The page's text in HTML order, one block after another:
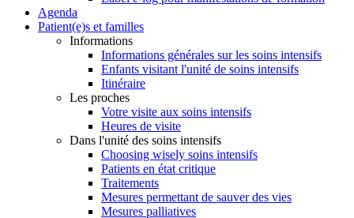
Agenda
Patient(e)s et familles
Informations
Informations générales sur les soins intensifs
Enfants visitant l'unité de soins intensifs
Itinéraire
Les proches
Votre visite aux soins intensifs
Heures de visite
Dans l'unité des soins intensifs
Choosing wisely soins intensifs
Patients en état critique
Traitements
Mesures permettant de sauver des vies
Mesures palliatives